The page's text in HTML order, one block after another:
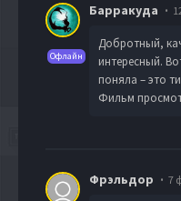
Офлайн
Барракуда
Добротный,
интересный.
поняла – это
Фильм
Фрэльдор 7